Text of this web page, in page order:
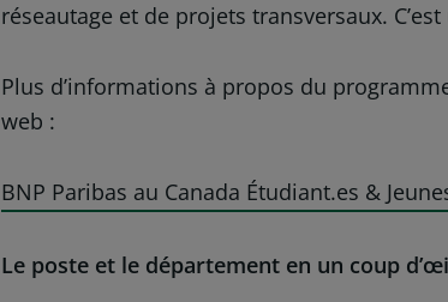
réseautage et de projets transversaux.
Plus d’informations à propos du
web :
BNP Paribas au Canada Étudiant.es &
Le poste et le département en un coup